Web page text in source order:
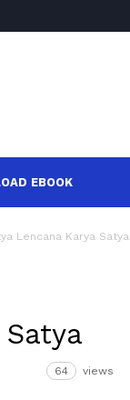
EBOOK
Lencana Karya Satya
64 views